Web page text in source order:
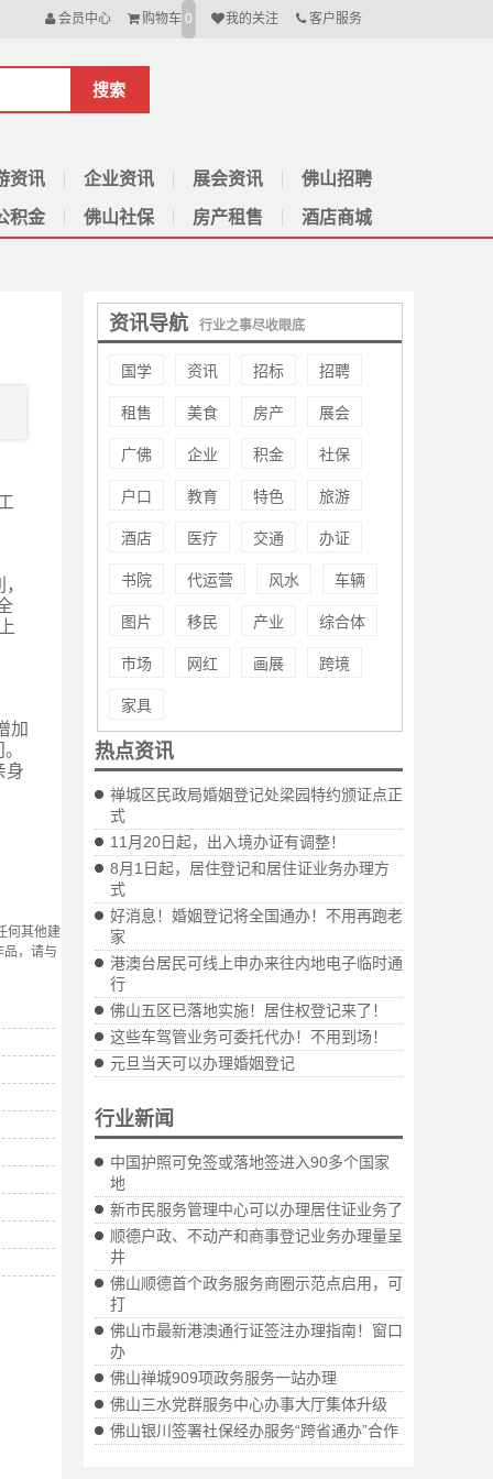
会员中心 购物车 0 我的关注 客户服务
搜索
资讯 企业资讯 展会资讯 佛山招聘
积金 佛山社保 房产租售 酒店商城
资讯导航 行业之事尽收眼底
国学 资讯 招标 招聘
租售 美食 房产 展会
广佛 企业 积金 社保
户口 教育 特色 旅游
酒店 医疗 交通 办证
书院 代运营 风水 车辆
图片 移民 产业 综合体
市场 网红 画展 跨境
家具
热点资讯
禅城区民政局婚姻登记处梁园特约颁证点正
式
11月20日起，出入境办证有调整！
8月1日起，居住登记和居住证业务办理方
式
好消息！婚姻登记将全国通办！不用再跑老
家
港澳台居民可线上申办来往内地电子临时通
行
佛山五区已落地实施！居住权登记来了！
这些车驾管业务可委托代办！不用到场！
元旦当天可以办理婚姻登记
行业新闻
中国护照可免签或落地签进入90多个国家
地
新市民服务管理中心可以办理居住证业务了
顺德户政、不动产和商事登记业务办理量呈
井
佛山顺德首个政务服务商圈示范点启用，可
打
佛山市最新港澳通行证签注办理指南！窗口
办
佛山禅城909项政务服务一站办理
佛山三水党群服务中心办事大厅集体升级
佛山银川签署社保经办服务“跨省通办”合作
加
身
何其他建
品，请与